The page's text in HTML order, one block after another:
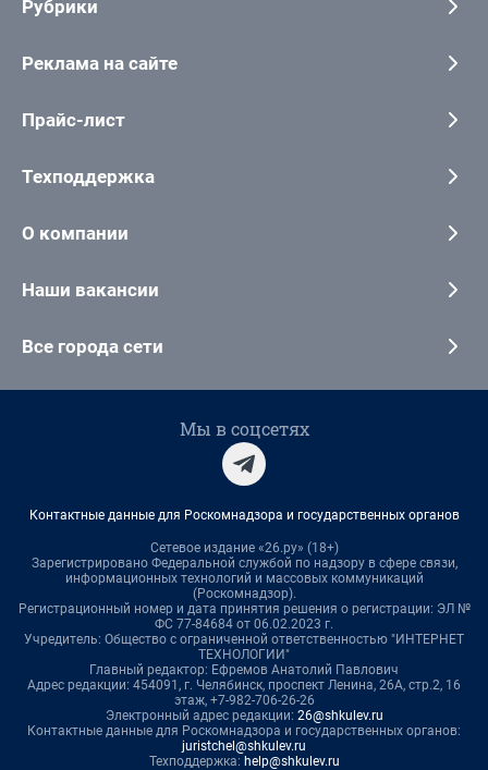
Рубрики
Реклама на сайте
Прайс-лист
Техподдержка
О компании
Наши вакансии
Все города сети
Мы в соцсетях
Контактные данные для Роскомнадзора и государственных органов
Сетевое издание «26.ру» (18+)
Зарегистрировано Федеральной службой по надзору в сфере связи,
информационных технологий и массовых коммуникаций
(Роскомнадзор).
Регистрационный номер и дата принятия решения о регистрации: ЭЛ №
ФС 77-84684 от 06.02.2023 г.
Учредитель: Общество с ограниченной ответственностью "ИНТЕРНЕТ
ТЕХНОЛОГИИ"
Главный редактор: Ефремов Анатолий Павлович
Адрес редакции: 454091, г. Челябинск, проспект Ленина, 26А, стр.2, 16
этаж, +7-982-706-26-26
Электронный адрес редакции: 26@shkulev.ru
Контактные данные для Роскомнадзора и государственных органов:
juristchel@shkulev.ru
Техподдержка: help@shkulev.ru